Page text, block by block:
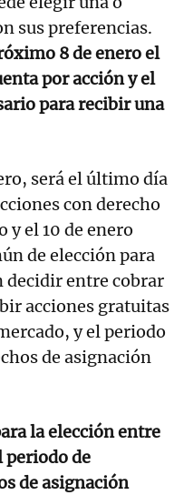
sus preferencias.
8 de enero el
por acción y el
para recibir una
será el último día
con derecho
y el 10 de enero
de elección para
decidir entre cobrar
acciones gratuitas
y el periodo
de asignación
la elección entre
periodo de
de asignación